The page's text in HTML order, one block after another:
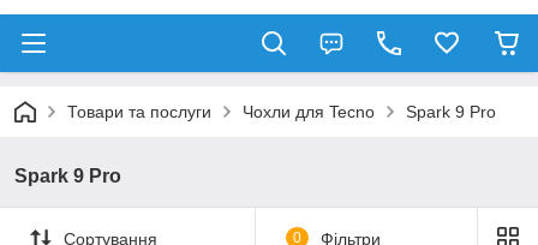
Товари та послуги Чохли для Tecno Spark 9 Pro
Spark 9 Pro
Сортування 0 Фільтри